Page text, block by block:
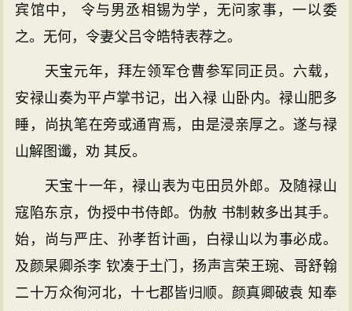
宾馆中， 令与男丞相锡为学，无问家事，一以委
之。无何，令妻父吕令皓特表荐之。
天宝元年，拜左领军仓曹参军同正员。六载，
安禄山奏为平卢掌书记，出入禄 山卧内。禄山肥多
睡，尚执笔在旁或通宵焉，由是浸亲厚之。遂与禄
山解图谶，劝 其反。
天宝十一年，禄山表为屯田员外郎。及随禄山
寇陷东京，伪授中书侍郎。伪赦 书制敕多出其手。
始，尚与严庄、孙孝哲计画，白禄山以为事必成。
及颜杲卿杀李 钦凑于土门，扬声言荣王琬、哥舒翰
二十万众徇河北，十七郡皆归顺。颜真卿破袁 知奉